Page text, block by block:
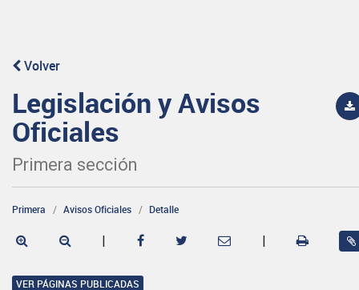
Volver
Legislación y Avisos
Oficiales
Primera sección
Primera Avisos Oficiales Detalle
VER PÁGINAS PUBLICADAS